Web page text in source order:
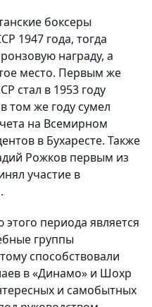
боксеры
1947 года, тогда
награду, а
место. Первым же
стал в 1953 году
том же году сумел
на Всемирном
в Бухаресте. Также
Рожков первым из
участие в
периода является
группы
способствовали
в «Динамо» и Шохр
и самобытных